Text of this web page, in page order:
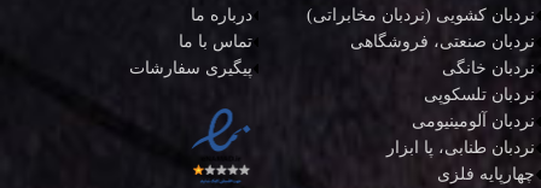
نردبان کشویی (نردبان مخابراتی)
نردبان صنعتی، فروشگاهی
نردبان خانگی
نردبان تلسکوپی
نردبان آلومینیومی
نردبان طنابی، پا ابزار
چهارپایه فلزی
درباره ما
تماس با ما
پیگیری سفارشات